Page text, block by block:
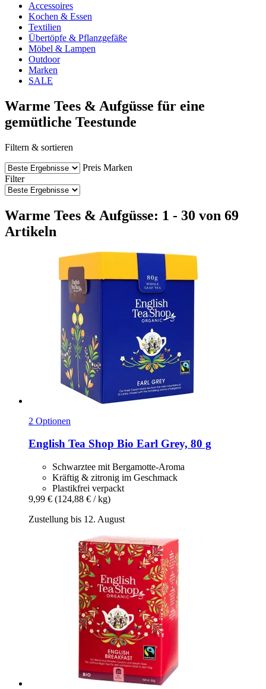
Accessoires
Kochen & Essen
Textilien
Übertöpfe & Pflanzgefäße
Möbel & Lampen
Outdoor
Marken
SALE
Warme Tees & Aufgüsse für eine
gemütliche Teestunde
Filtern & sortieren
Preis Marken
Filter
Warme Tees & Aufgüsse: 1 - 30 von 69
Artikeln
2 Optionen
English Tea Shop Bio Earl Grey, 80 g
Schwarztee mit Bergamotte-Aroma
Kräftig & zitronig im Geschmack
Plastikfrei verpackt
9,99 € (124,88 € / kg)
Zustellung bis 12. August